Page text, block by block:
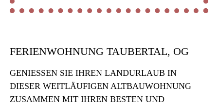
FERIENWOHNUNG TAUBERTAL, OG
GENIESSEN SIE IHREN LANDURLAUB IN D
IESER WEITLÄUFIGEN ALTBAUWOHNUNG Z
USAMMEN MIT IHREN BESTEN UND L